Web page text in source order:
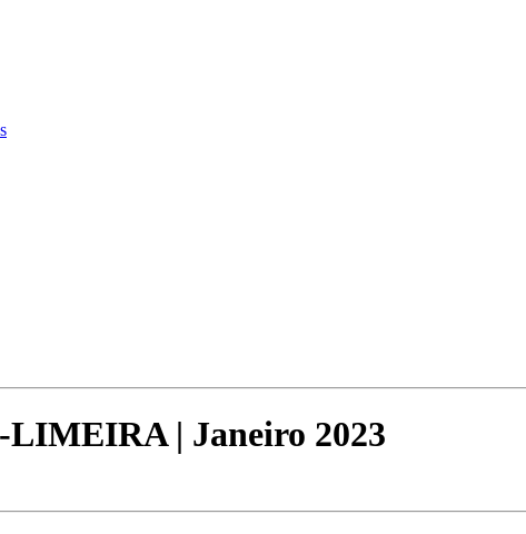
| Janeiro 2023